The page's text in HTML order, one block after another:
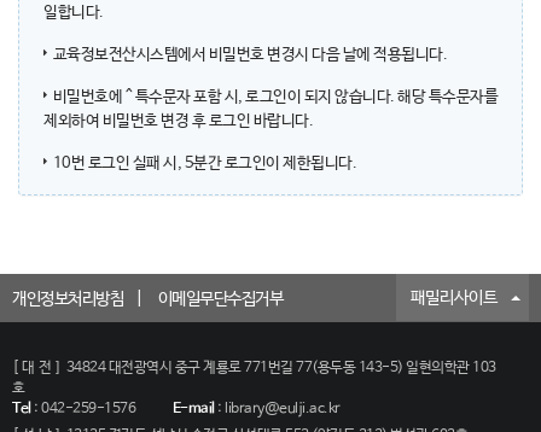
일합니다.
교육정보전산시스템에서 비밀번호 변경시 다음 날에 적용됩니다.
비밀번호에 ^ 특수문자 포함 시, 로그인이 되지 않습니다. 해당 특수문자를
제외하여 비밀번호 변경 후 로그인 바랍니다.
10번 로그인 실패 시, 5분간 로그인이 제한됩니다.
개인정보처리방침 이메일무단수집거부 패밀리사이트
[대전]
34824 대전광역시 중구 계룡로 771번길 77(용두동 143-5) 일현의학관 103
호
Tel: 042-259-1576 E-mail: library@eulji.ac.kr